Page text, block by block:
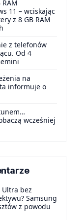
11 – wciskając
z 8 GB RAM
z telefonów
Od 4
na
informuje o
wcześniej
Ultra bez
Samsung
z powodu